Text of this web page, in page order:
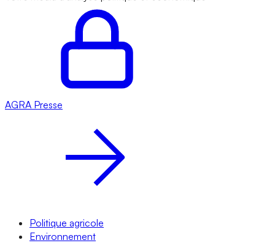
AGRA Presse
Politique agricole
Environnement